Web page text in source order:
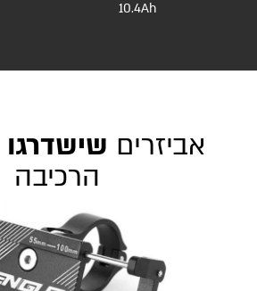
10.4Ah
אביזרים שישדרגו
הרכיבה